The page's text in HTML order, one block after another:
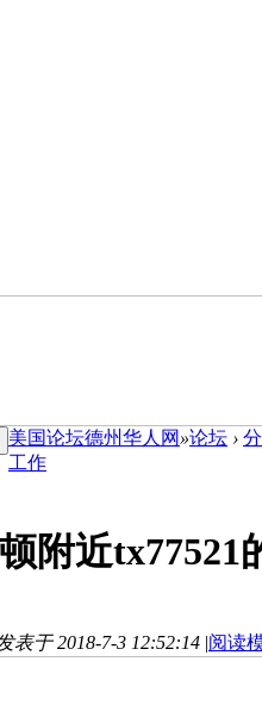
美国论坛德州华人网 »论坛 ›
工作
附近tx77521
表于 2018-7-3 12:52:14 |阅读